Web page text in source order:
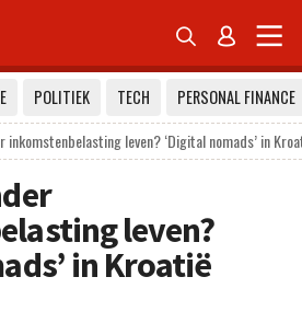
 
POLITIEK TECH
PERSONAL FINANCE
inkomstenbelasting leven? ‘Digital nomads’ in
leven?
in Kroatië